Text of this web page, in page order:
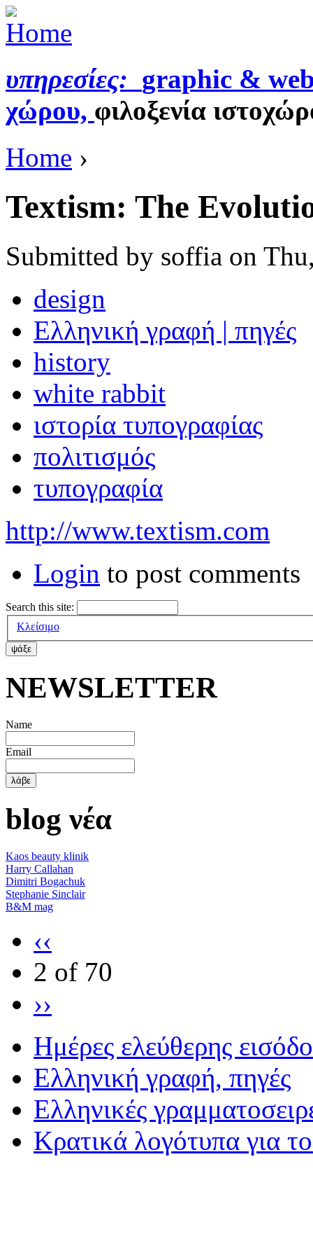
υπηρεσίες: graphic &
χώρου, φιλοξενία
Home ›
Textism: The
Submitted by soffia on
design
Eλληνική γραφή | πηγές
history
white rabbit
ιστορία τυπογραφίας
πολιτισμός
τυπογραφία
http://www.textism.com
Login to post comments
Search this site:
Κλείσιμο
ΝΕWSLETTER
Name
Email
blog νέα
Κaos beauty klinik
Harry Callahan
Dimitri Bogachuk
Stephanie Sinclair
Β&Μ mag
‹‹
2 of 70
››
Ημέρες ελεύθερης
Eλληνική γραφή, πηγές
Ελληνικές
Κρατικά λογότυπα για